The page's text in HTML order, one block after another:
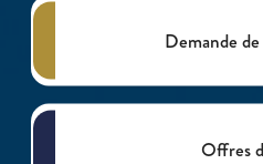
Demande
Offres